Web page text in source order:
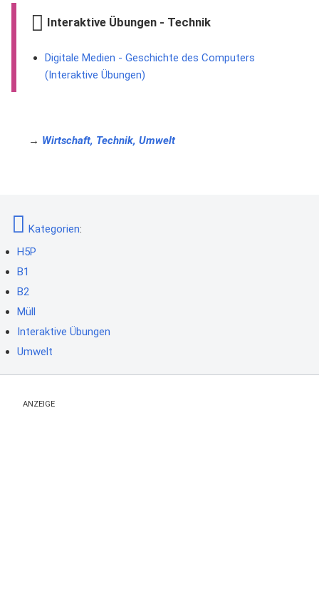
Interaktive Übungen - Technik
Digitale Medien - Geschichte des Computers
(Interaktive Übungen)
→ Wirtschaft, Technik, Umwelt
Kategorien:
H5P
B1
B2
Müll
Interaktive Übungen
Umwelt
ANZEIGE